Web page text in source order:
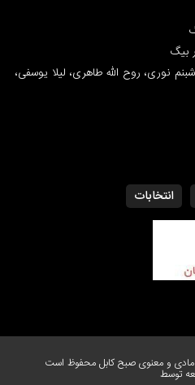
نوری، روح الله طاهری، لیلا یوسفی،
انتخابات
توسط